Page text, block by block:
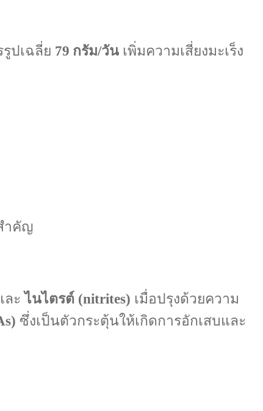
ปเฉลี่ย 79 กรัม/วัน เพิ่มความเสี่ยงมะเร็ง
ำคัญ
ละ ไนไตรต์ (nitrites) เมื่อปรุงด้วยความ
ซึ่งเป็นตัวกระตุ้นให้เกิดการอักเสบและ